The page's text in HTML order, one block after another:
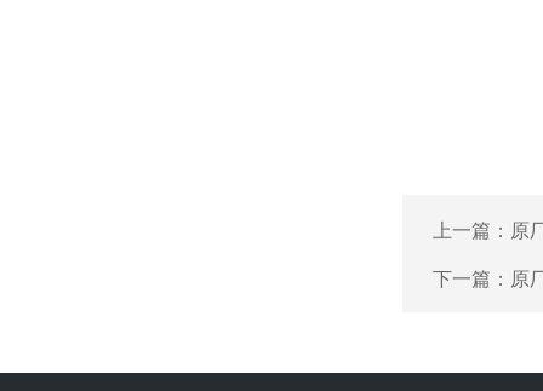
上一篇： 原
下一篇： 原